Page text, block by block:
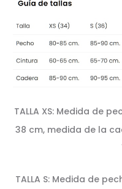
TALLA XS: Medida de
38 cm, medida de la
TALLA S: Medida de